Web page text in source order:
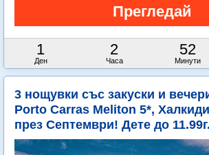
1
Ден
2
Часа
52
Минути
3 нощувки със закуски и
Porto Carras Meliton 5*,
през Септември! Дете до